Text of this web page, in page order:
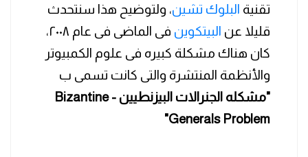
تقنية البلوك تشين، ولتوضيح هذا سنتحدث
قليلا عن البيتكوين
فى الماضى فى عام ٢٠٠٨،
كان هناك مشكلة كبيره فى علوم الكمبيوتر
والأنظمة المنتشرة والتى كانت تسمى ب
"مشكله الجنرالات البيزنطيين - Bizantine
Generals Problem"